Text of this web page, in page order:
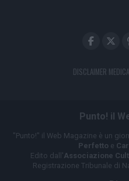
DISCLAIMER MEDICA
Punto! il
"Punto!" il Web Magazine è un
Perfetto e
Edito dall'Associazione
Registrazione Tribunale di